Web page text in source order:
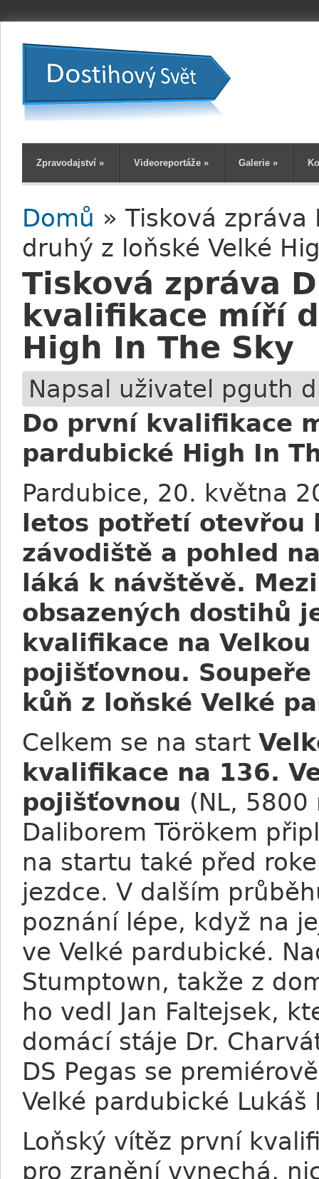
Zpravodajství » Videoreportáže » Galerie »
Jste zde
Domů » Tisková zpráva
druhý z loňské Velké
Tisková zpráva
kvalifikace míří
High In The Sky
Napsal uživatel pguth
Do první kvalifikace
pardubické High In
Pardubice, 20. května
letos potřetí otevřou
závodiště a pohled
láká k návštěvě.
obsazených dostihů
kvalifikace na
pojišťovnou.
kůň z loňské Velké
Celkem se na start
kvalifikace na 136.
pojišťovnou (NL,
Daliborem Törökem
na startu také před
jezdce. V dalším
poznání lépe, když na
ve Velké pardubické.
Stumptown, takže z
ho vedl Jan Faltejsek,
domácí stáje Dr.
DS Pegas se
Velké pardubické Lukáš
Loňský vítěz první
pro zranění vynechá,